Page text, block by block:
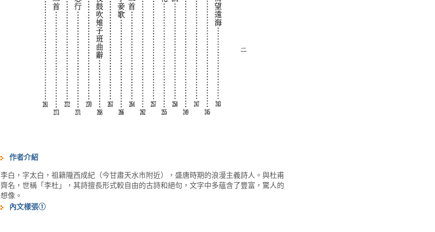
作者介紹
李白，字太白，祖籍隴西成紀（今甘肅天水市附近），盛唐時期的浪漫主義詩人。與杜甫
齊名，世稱「李杜」，其詩擅長形式較自由的古詩和絕句，文字中多蘊含了豐富，驚人的
想像。
內文樣張①